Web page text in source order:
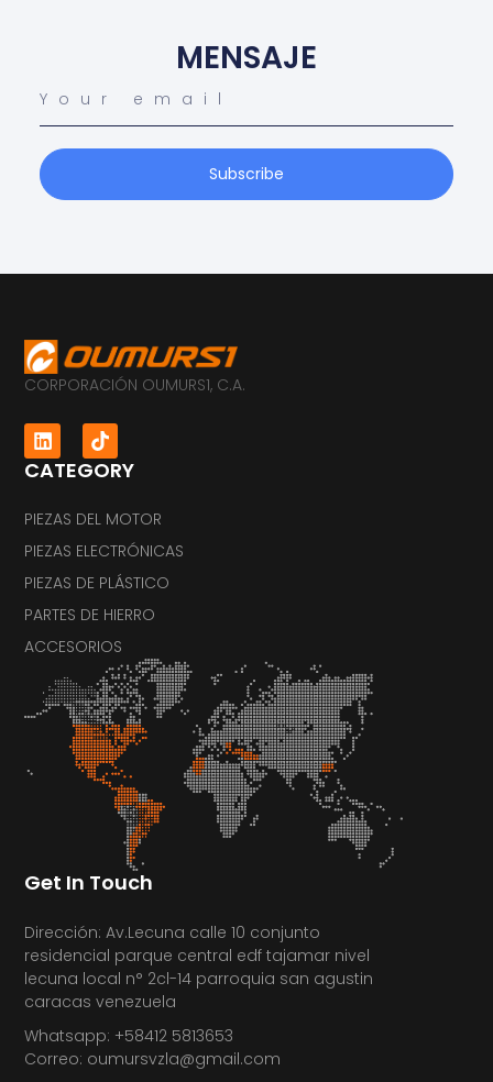
MENSAJE
Subscribe
CORPORACIÓN OUMURS1, C.A.
CATEGORY
PIEZAS DEL MOTOR
PIEZAS ELECTRÓNICAS
PIEZAS DE PLÁSTICO
PARTES DE HIERRO
ACCESORIOS
Get In Touch
Dirección: Av.Lecuna calle 10 conjunto
residencial parque central edf tajamar nivel
lecuna local n° 2cl-14 parroquia san agustin
caracas venezuela
Whatsapp: +58412 5813653
Correo: oumursvzla@gmail.com